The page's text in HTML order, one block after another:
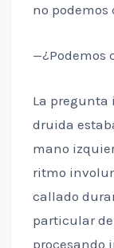
no podemos
—¿Podemos
La pregunta
druida
mano
ritmo
callado
particular
procesando